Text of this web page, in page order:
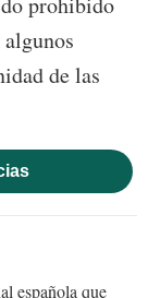
de las
española que